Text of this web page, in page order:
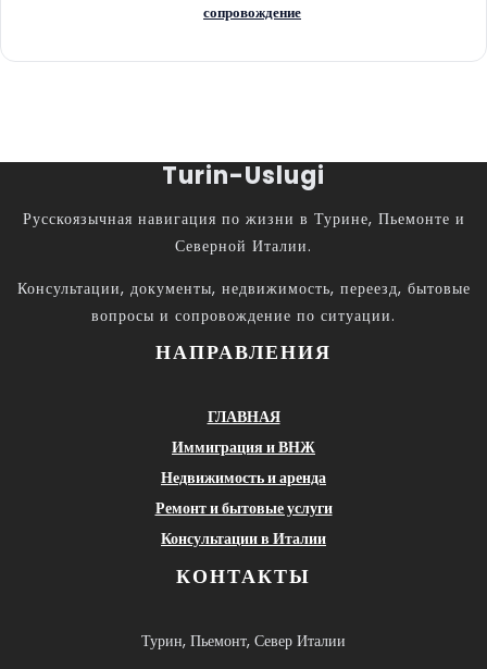
сопровождение
Turin-Uslugi
Русскоязычная навигация по жизни в Турине, Пьемонте и
Северной Италии.
Консультации, документы, недвижимость, переезд, бытовые
вопросы и сопровождение по ситуации.
НАПРАВЛЕНИЯ
ГЛАВНАЯ
Иммиграция и ВНЖ
Недвижимость и аренда
Ремонт и бытовые услуги
Консультации в Италии
КОНТАКТЫ
Турин, Пьемонт, Север Италии